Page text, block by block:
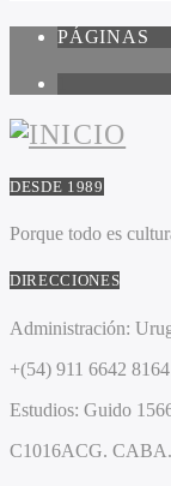
PÁGINAS
DESDE 1989
Porque todo es
DIRECCIONES
Administración:
+(54) 911 6642 8164
Estudios: Guido
C1016ACG. CABA.